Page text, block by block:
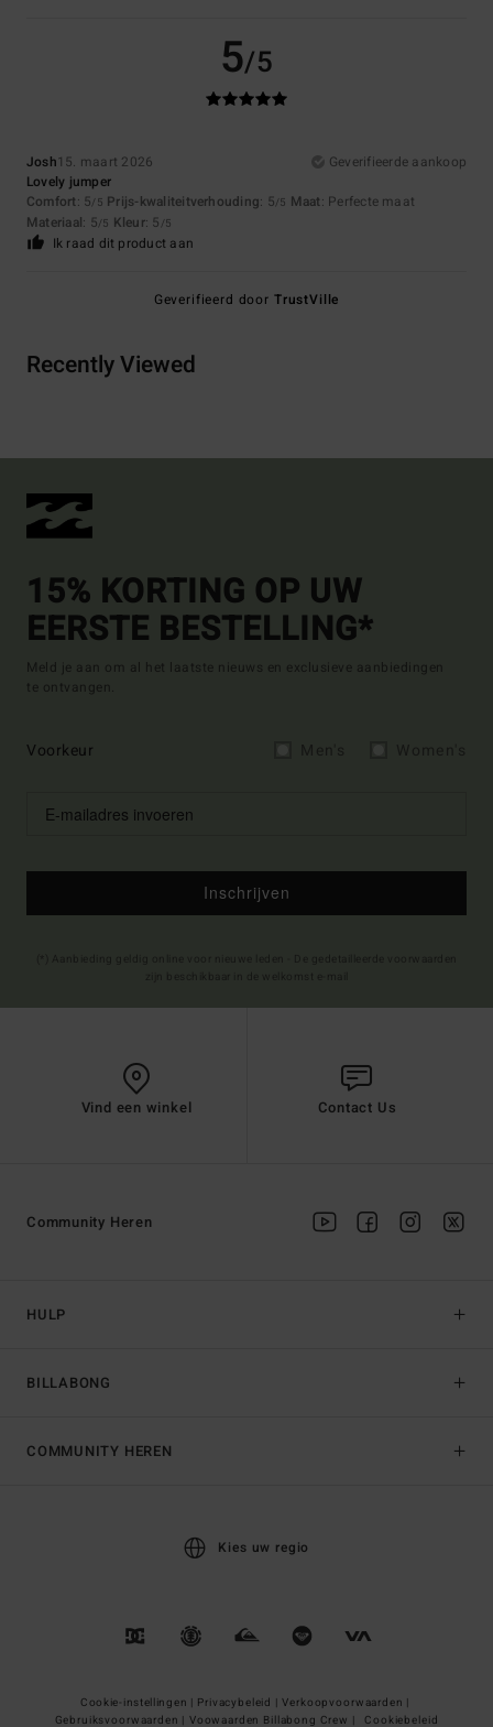
5/5
Josh15. maart 2026
Geverifieerde aankoop
Lovely jumper
Comfort: 5/5 Prijs-kwaliteitverhouding: 5/5 Maat: Perfecte maat
Materiaal: 5/5 Kleur: 5 /5
Ik raad dit product aan
Geverifieerd door TrustVille
Recently Viewed
15% KORTING OP UW
EERSTE BESTELLING*
Meld je aan om al het laatste nieuws en exclusieve aanbiedingen
te ontvangen.
Voorkeur
Inschrijven
Vind een winkel Contact Us
HULP
BILLABONG
Community Heren
COMMUNITY HEREN
Kies uw regio
Cookie-instellingen | Privacybeleid | Verkoopvoorwaarden |
Gebruiksvoorwaarden | Voowaarden Billabong Crew | Cookiebeleid